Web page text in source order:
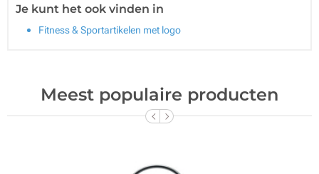
Je kunt het ook vinden in
Fitness & Sportartikelen met logo
Meest populaire producten